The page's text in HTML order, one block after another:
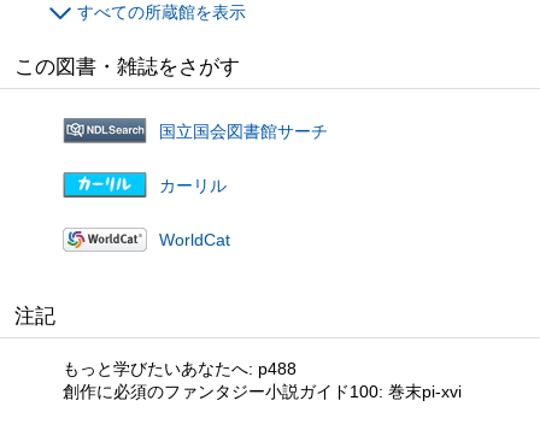
すべての所蔵館を表示
この図書・雑誌をさがす
国立国会図書館サーチ
カーリル
WorldCat
注記
もっと学びたいあなたへ: p488
創作に必須のファンタジー小説ガイド100: 巻末pi-xvi